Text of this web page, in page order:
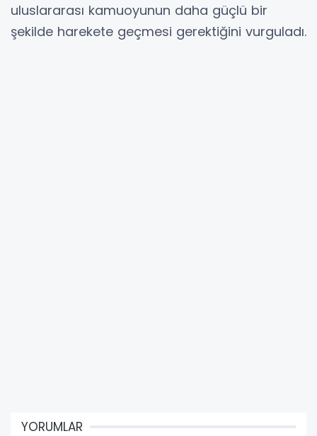
uluslararası kamuoyunun daha güçlü bir
şekilde harekete geçmesi gerektiğini vurguladı.
YORUMLAR